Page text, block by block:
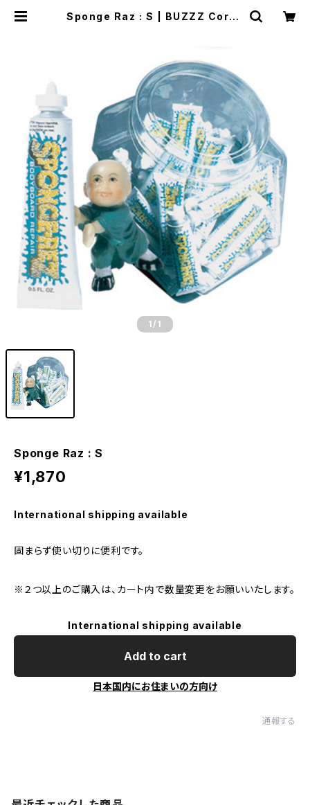
Sponge Raz : S | BUZZZ Corpo
1 /1
Sponge Raz : S
¥1,870
International shipping available
固まらず使い切りに便利です。
※２つ以上のご購入は、カート内で数量変更をお願いいたします。
International shipping available
Add to cart
日本国内にお住まいの方向け
通報する